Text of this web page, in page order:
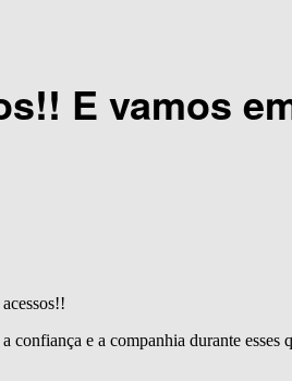
E vamos
confiança e a companhia durante esses